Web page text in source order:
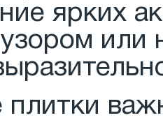
ярких
или
плитки